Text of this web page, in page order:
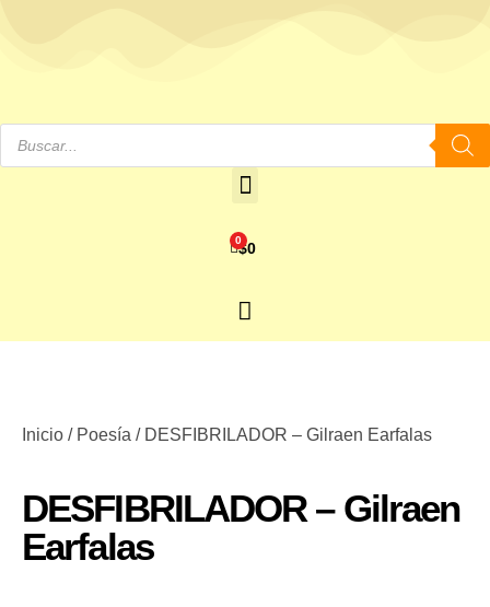
$0
0
Inicio / Poesía / DESFIBRILADOR – Gilraen Earfalas
DESFIBRILADOR – Gilraen
Earfalas